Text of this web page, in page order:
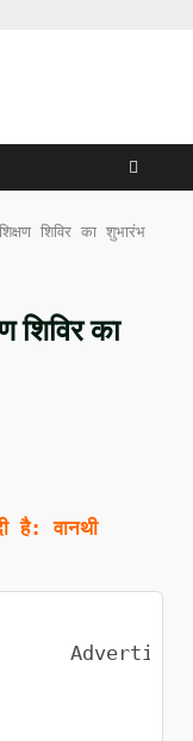
शिविर का शुभारंभ
शिविर का
है: वानथी